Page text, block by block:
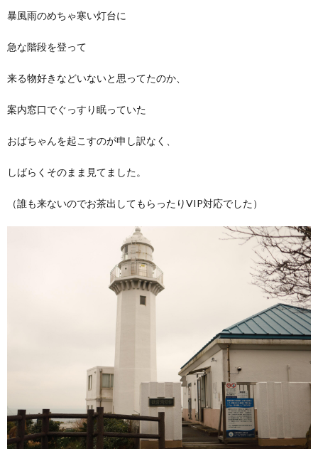
暴風雨のめちゃ寒い灯台に
急な階段を登って
来る物好きなどいないと思ってたのか、
案内窓口でぐっすり眠っていた
おばちゃんを起こすのが申し訳なく、
しばらくそのまま見てました。
（誰も来ないのでお茶出してもらったりVIP対応でした）